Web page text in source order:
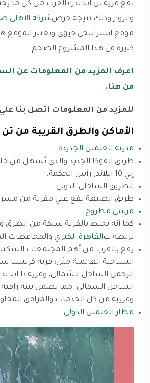
تقع قرية تن ايلاندز بالقرب من كل ما
والزوار وذلك نتيجة حرصشركة الأهلي
موقع استراتيجي حيوي ويعتبر الموقع
كبيرة في هذا المشروع الضخم.
اعرف المزيد من المعلومات عن
من هنا.
للمزيد من المعلومات اتصل بنا علي
الأماكن والطرق القريبة من تن
مدينة العلمين الجديدة.
طريق الفوكا الجديد والذي يُسهل من
إلي 10 ايلاندز رأس الحكمة.
الطريق الساحلي الدولي.
طريق الضبعة يقع علي مقربة من
مرسي مطروح.
كما أنه يحيط بالقرية شبكة من الطرق
تربطه بالقاهرة الكبري والمحافظات
يقع بالقرب من أهم المجتمعات
السياحية العالمية مثل: قرية كريستا
الساحل الشمالي؛ مما يضمن بيئة
وقريبة من كل الخدمات والمرافق
مطار العلمين الدولي.